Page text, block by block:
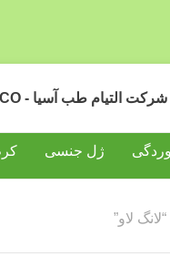
شرکت التیام طب آسیا - Eltiam Teb Asia CO
ژل جنسی
لاو”